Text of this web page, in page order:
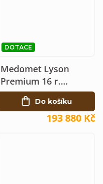
DOTACE
Medomet Lyson
Premium 16 r.
elektrický 230V Ø120
193 880 Kč
Do košíku